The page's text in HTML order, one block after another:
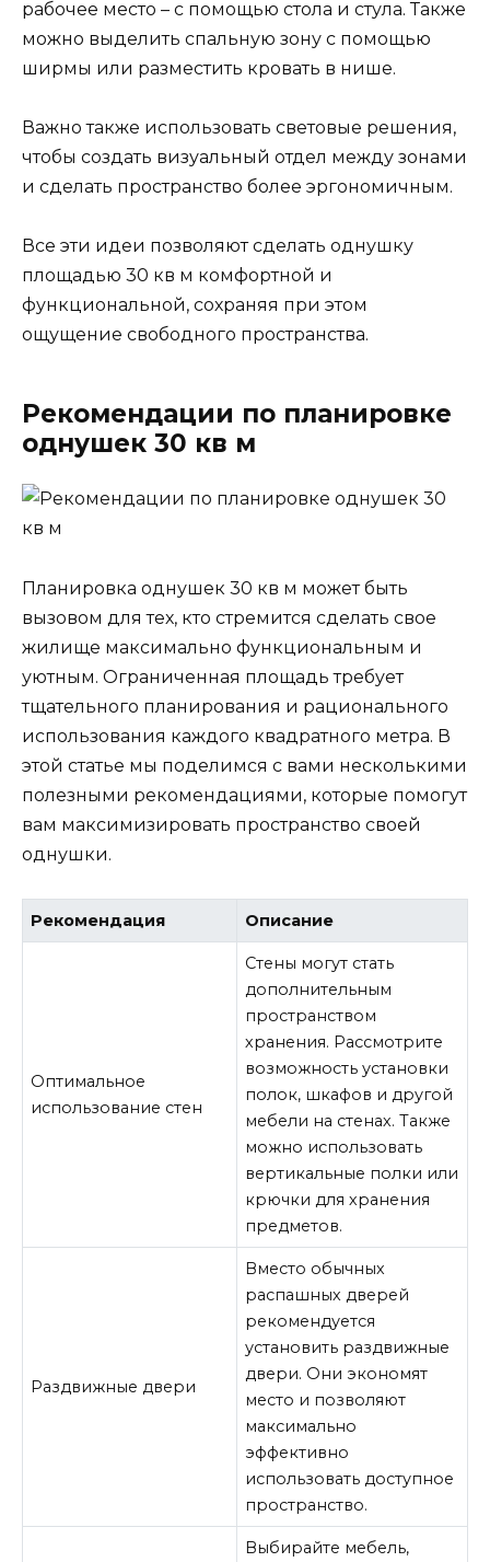
рабочее место – с помощью стола и стула. Также
можно выделить спальную зону с помощью
ширмы или разместить кровать в нише.
Важно также использовать световые решения,
чтобы создать визуальный отдел между зонами
и сделать пространство более эргономичным.
Все эти идеи позволяют сделать однушку
площадью 30 кв м комфортной и
функциональной, сохраняя при этом
ощущение свободного пространства.
Рекомендации по планировке
однушек 30 кв м
Планировка однушек 30 кв м может быть
вызовом для тех, кто стремится сделать свое
жилище максимально функциональным и
уютным. Ограниченная площадь требует
тщательного планирования и рационального
использования каждого квадратного метра. В
этой статье мы поделимся с вами несколькими
полезными рекомендациями, которые помогут
вам максимизировать пространство своей
однушки.
Рекомендация Описание
Оптимальное
использование стен
Стены могут стать
дополнительным
пространством
хранения. Рассмотрите
возможность установки
полок, шкафов и другой
мебели на стенах. Также
можно использовать
вертикальные полки или
крючки для хранения
предметов.
Раздвижные двери
Вместо обычных
распашных дверей
рекомендуется
установить раздвижные
двери. Они экономят
место и позволяют
максимально
эффективно
использовать доступное
пространство.
Выбирайте мебель,